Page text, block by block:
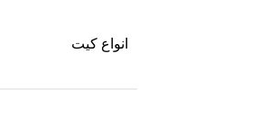
انواع کیت